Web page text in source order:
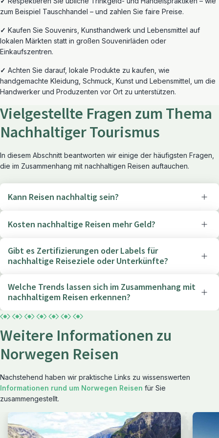
zum Beispiel Tauschhandel – und zahlen Sie faire Preise.
✓ Kaufen Sie Souvenirs, Kunsthandwerk und Lebensmittel auf
lokalen Märkten statt in großen Souvenirläden oder
Einkaufszentren.
✓ Achten Sie darauf, lokale Produkte zu kaufen, wie
handgemachte Kleidung, Schmuck, Kunst und Lebensmittel, um die
Handwerker und Produzenten vor Ort zu unterstützen.
Vielgestellte Fragen zum Thema
Nachhaltiger Tourismus
In diesem Abschnitt beantworten wir einige der häufigsten Fragen,
die im Zusammenhang mit nachhaltigen Reisen auftauchen.
Kann Reisen nachhaltig sein?
Kosten nachhaltige Reisen mehr Geld?
Gibt es Zertifizierungen oder Labels für
nachhaltige Reiseziele oder Unterkünfte?
Welche Trends lassen sich im Zusammenhang mit
nachhaltigem Reisen erkennen?
Weitere Informationen zu
Norwegen Reisen
Nachstehend haben wir praktische Links zu wissenswerten
Informationen rund um Norwegen Reisen für Sie
zusammengestellt.